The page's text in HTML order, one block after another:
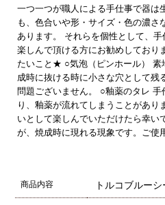
一つ一つが職人による手仕事で器は
も、色合いや形・サイズ・色の濃さ
あります。 それらを個性として、
楽しんで頂ける方にお勧めしてお
たいこと★ ○気泡（ピンホール） 素
成時に抜ける時に小さな穴として残
問題ございません。 ○釉薬のタレ 手
り、釉薬が流れてしまうことがあり
いとして楽しんでいただけたら幸い
が、焼成時に現れる現象です。ご使
商品内容 トルコブルー